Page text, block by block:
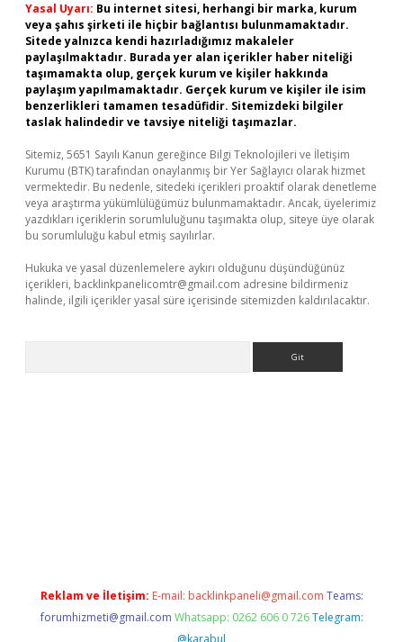
Yasal Uyarı: Bu internet sitesi, herhangi bir marka, kurum
veya şahıs şirketi ile hiçbir bağlantısı bulunmamaktadır.
Sitede yalnızca kendi hazırladığımız makaleler
paylaşılmaktadır. Burada yer alan içerikler haber niteliği
taşımamakta olup, gerçek kurum ve kişiler hakkında
paylaşım yapılmamaktadır. Gerçek kurum ve kişiler ile isim
benzerlikleri tamamen tesadüfidir. Sitemizdeki bilgiler
taslak halindedir ve tavsiye niteliği taşımazlar.
Sitemiz, 5651 Sayılı Kanun gereğince Bilgi Teknolojileri ve İletişim
Kurumu (BTK) tarafından onaylanmış bir Yer Sağlayıcı olarak hizmet
vermektedir. Bu nedenle, sitedeki içerikleri proaktif olarak denetleme
veya araştırma yükümlülüğümüz bulunmamaktadır. Ancak, üyelerimiz
yazdıkları içeriklerin sorumluluğunu taşımakta olup, siteye üye olarak
bu sorumluluğu kabul etmiş sayılırlar.
Hukuka ve yasal düzenlemelere aykırı olduğunu düşündüğünüz
içerikleri, backlinkpanelicomtr@gmail.com adresine bildirmeniz
halinde, ilgili içerikler yasal süre içerisinde sitemizden kaldırılacaktır.
Reklam ve İletişim: E-mail: backlinkpaneli@gmail.com Teams:
forumhizmeti@gmail.com Whatsapp: 0262 606 0 726 Telegram:
@karabul